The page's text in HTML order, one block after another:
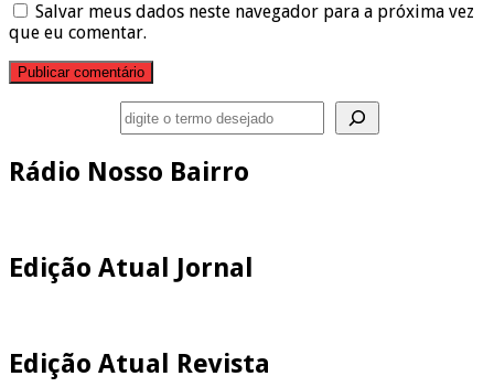
Salvar meus dados neste navegador para a próxima vez
que eu comentar.
Rádio Nosso Bairro
Edição Atual Jornal
Edição Atual Revista